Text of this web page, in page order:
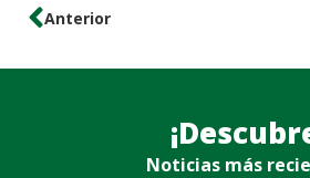
Anterior
Noticias más